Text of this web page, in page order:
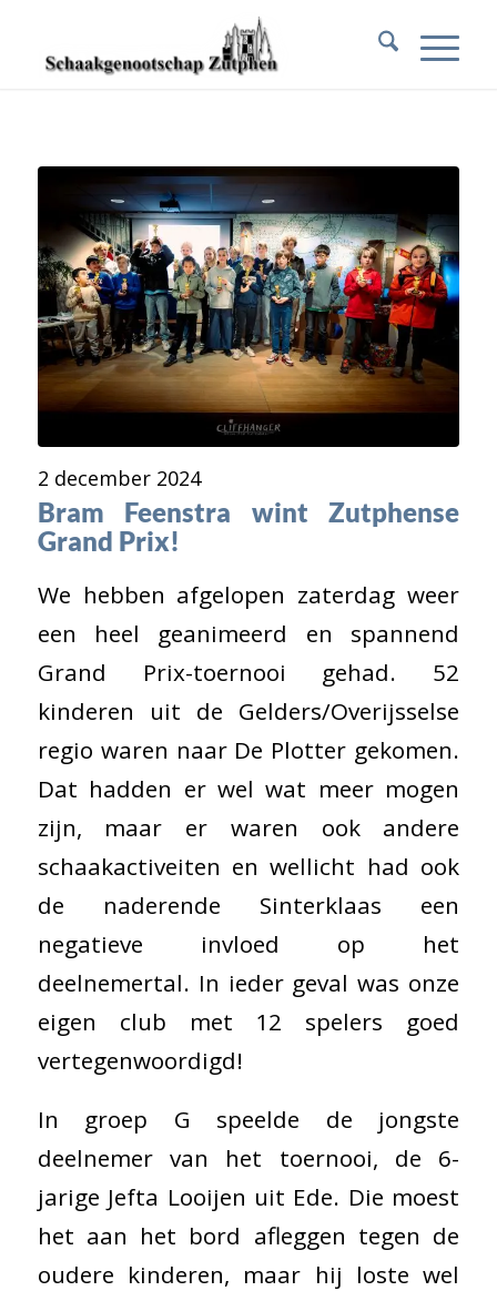
2 december 2024
Bram Feenstra wint Zutphense
Grand Prix!
We hebben afgelopen zaterdag weer
een heel geanimeerd en spannend
Grand Prix-toernooi gehad. 52
kinderen uit de Gelders/Overijsselse
regio waren naar De Plotter gekomen.
Dat hadden er wel wat meer mogen
zijn, maar er waren ook andere
schaakactiveiten en wellicht had ook
de naderende Sinterklaas een
negatieve invloed op het
deelnemertal. In ieder geval was onze
eigen club met 12 spelers goed
vertegenwoordigd!
In groep G speelde de jongste
deelnemer van het toernooi, de 6-
jarige Jefta Looijen uit Ede. Die moest
het aan het bord afleggen tegen de
oudere kinderen, maar hij loste wel